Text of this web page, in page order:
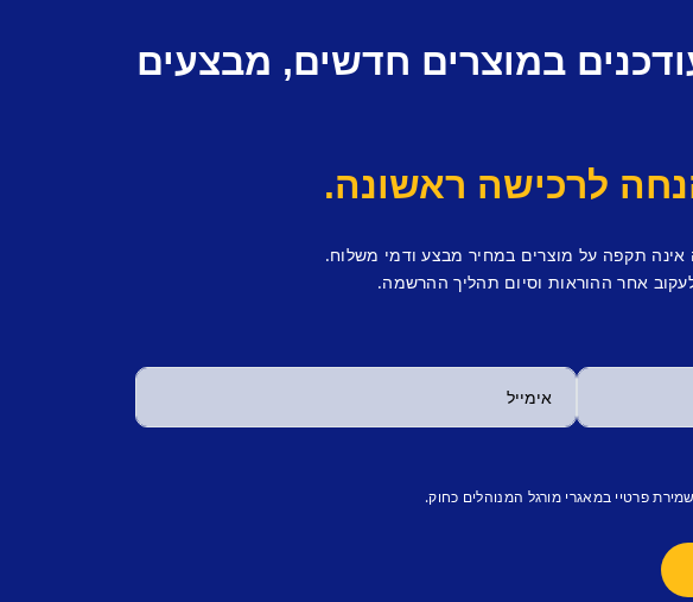
במוצרים חדשים, מבצעים
תקפה על מוצרים במחיר מבצע ודמי משלוח.
אחר ההוראות וסיום תהליך ההרשמה.
פרטיי במאגרי מורגל המנוהלים כחוק.